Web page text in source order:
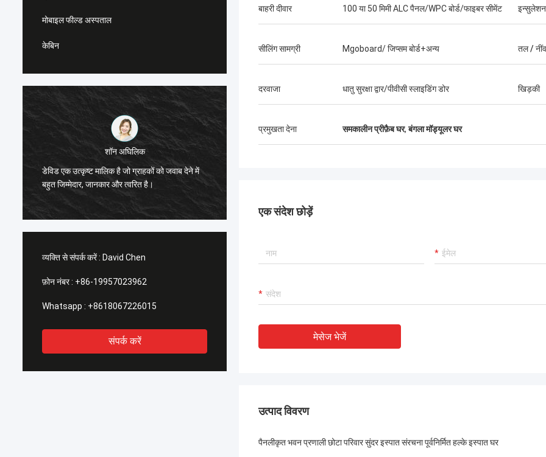
मोबाइल फील्ड अस्पताल
केबिन
माइकल केर्न्सो
मैं स्टील फ्रेम्ड हाउसिंग सॉल्यूशंस की तलाश कर रहे लोगों
के लिए डीप ब्लू स्मार्थहाउस से डेविड की अत्यधिक
अनुशंसा करता हूं जिसे दुनिया में कहीं भी भेज दिया जा
व्यक्ति से संपर्क करें : David Chen
फ़ोन नंबर : +86-19957023962
Whatsapp : +8618067226015
संपर्क करें
बाहरी दीवार 100 या 50 मिमी ALC पैनल/WPC बोर्ड/फाइबर सीमेंट इन्सुलेशन
सीलिंग सामग्री Mgoboard/ जिप्सम बोर्ड+अन्य तल / नींव
दरवाजा धातु सुरक्षा द्वार/पीवीसी स्लाइडिंग डोर खिड़की
प्रमुखता देना समकालीन प्रीफ़ैब घर,बंगला मॉड्यूलर घर
एक संदेश छोड़ें
मेसेज भेजें
उत्पाद विवरण
पैनलीकृत भवन प्रणाली छोटा परिवार सुंदर इस्पात संरचना पूर्वनिर्मित हल्के इस्पात घर